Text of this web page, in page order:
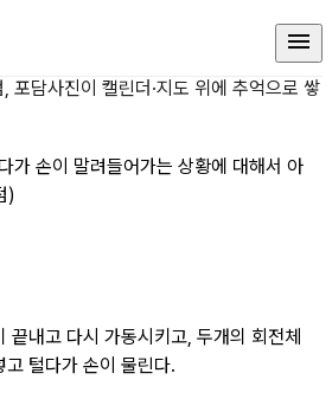
를 청소 상세 페이지
, 포담사진이 캘린더·지도 위에 추억으로 쌓
가 손이 말려들어가는 상황에 대해서 아
)
끝내고 다시 가동시키고, 두개의 회전체
털다가 손이 물린다.